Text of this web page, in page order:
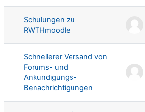
Schulungen zu
RWTHmoodle
Schnellerer Versand von
Forums- und
Ankündigungs-
Benachrichtigungen